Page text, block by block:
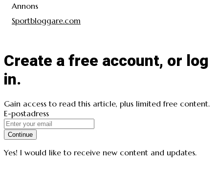
Annons
Sportbloggare.com
Create a free account, or log
in.
Gain access to read this article, plus limited free content.
E-postadress
Continue
Yes! I would like to receive new content and updates.